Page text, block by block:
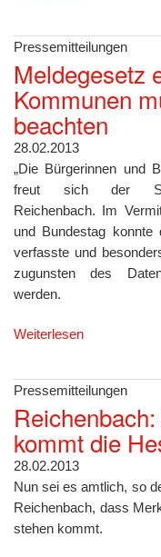
Pressemitteilungen
Meldegesetz
Kommunen
beachten
28.02.2013
„Die Bürgerinnen und
freut sich der
Reichenbach. Im
und Bundestag
verfasste und
zugunsten des
werden.
Weiterlesen
Pressemitteilungen
kommt die
28.02.2013
Nun sei es amtlich, so
Reichenbach, dass
stehen kommt.